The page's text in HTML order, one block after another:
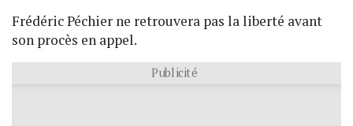
Frédéric Péchier ne retrouvera pas la liberté avant
son procès en appel.
Publicité